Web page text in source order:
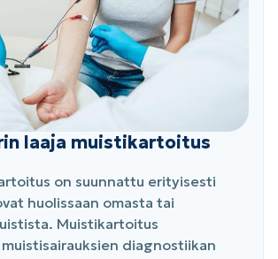
laaja muistikartoitus
on suunnattu erityisesti
huolissaan omasta tai
Muistikartoitus
diagnostiikan